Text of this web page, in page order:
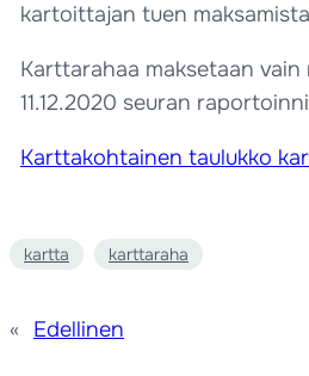
kartoittajan tuen
Karttarahaa maksetaan
11.12.2020 seuran
Karttakohtainen taulukko
kartta karttaraha
« Edellinen